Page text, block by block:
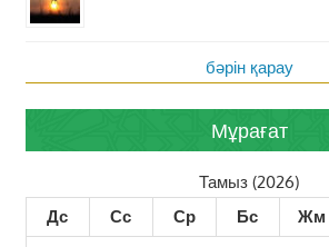
бәрін қарау
Мұрағат
Тамыз (2026)
Дс
Сс Ср Бс Жм